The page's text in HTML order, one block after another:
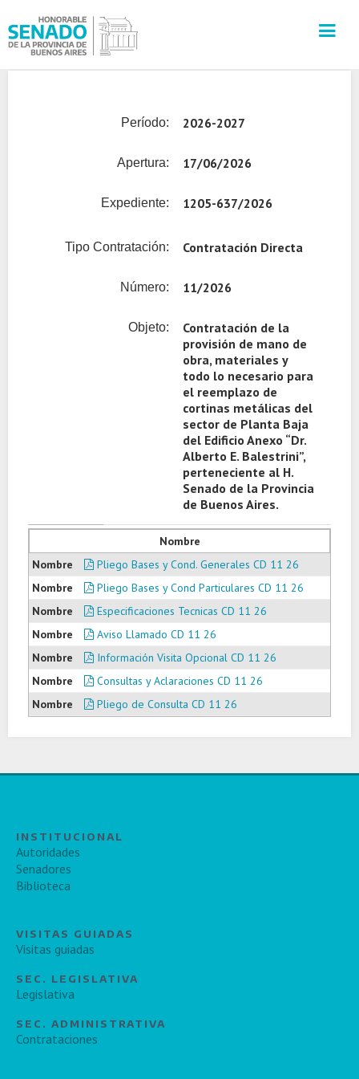
Período: 2026-2027
Apertura: 17/06/2026
Expediente: 1205-637/2026
Tipo Contratación: Contratación Directa
Número: 11/2026
Objeto:
Contratación de la
provisión de mano de
obra, materiales y
todo lo necesario para
el reemplazo de
cortinas metálicas del
sector de Planta Baja
del Edificio Anexo “Dr.
Alberto E. Balestrini”,
perteneciente al H.
Senado de la Provincia
de Buenos Aires.
Nombre
Pliego Bases y Cond. Generales CD 11 26
Pliego Bases y Cond Particulares CD 11 26
Especificaciones Tecnicas CD 11 26
Aviso Llamado CD 11 26
Información Visita Opcional CD 11 26
Consultas y Aclaraciones CD 11 26
Pliego de Consulta CD 11 26
INSTITUCIONAL
Autoridades
Senadores
Biblioteca
VISITAS GUIADAS
Visitas guiadas
SEC. LEGISLATIVA
Legislativa
SEC. ADMINISTRATIVA
Contrataciones